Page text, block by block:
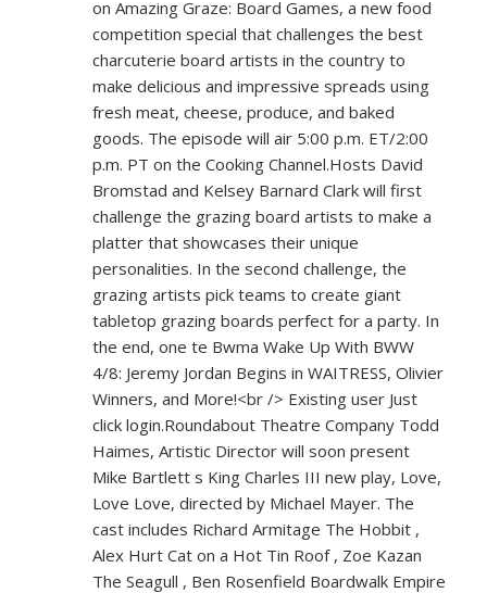
on Amazing Graze: Board Games, a new food
competition special that challenges the best
charcuterie board artists in the country to
make delicious and impressive spreads using
fresh meat, cheese, produce, and baked
goods. The episode will air 5:00 p.m. ET/2:00
p.m. PT on the Cooking Channel.Hosts David
Bromstad and Kelsey Barnard Clark will first
challenge the grazing board artists to make a
platter that showcases their unique
personalities. In the second challenge, the
grazing artists pick teams to create giant
tabletop grazing boards perfect for a party. In
the end, one te Bwma Wake Up With BWW
4/8: Jeremy Jordan Begins in WAITRESS, Olivier
Winners, and More!<br /> Existing user Just
click login.Roundabout Theatre Company Todd
Haimes, Artistic Director will soon present
Mike Bartlett s King Charles III new play, Love,
Love Love, directed by Michael Mayer. The
cast includes Richard Armitage The Hobbit ,
Alex Hurt Cat on a Hot Tin Roof , Zoe Kazan
The Seagull , Ben Rosenfield Boardwalk Empire